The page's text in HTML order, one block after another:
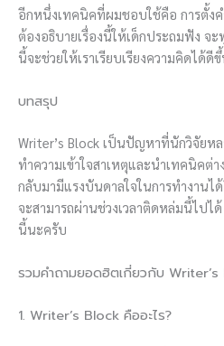
อีกหนึ่งเทคนิคที่ผมชอบใช้คือ การตั้งค
ต้องอธิบายเรื่องนี้ให้เด็กประถมฟัง จ
นี้จะช่วยให้เราเรียบเรียงความคิดได้ดี
บทสรุป
Writer’s Block เป็นปัญหาที่นักวิจัยห
ทำความเข้าใจสาเหตุและนำเทคนิคต่า
กลับมามีแรงบันดาลใจในการทำงาน
จะสามารถผ่านช่วงเวลาติดหล่มนี้ไปไ
นี้นะครับ
รวมคำถามยอดฮิตเกี่ยวกับ
1. Writer’s Block คืออะไร?